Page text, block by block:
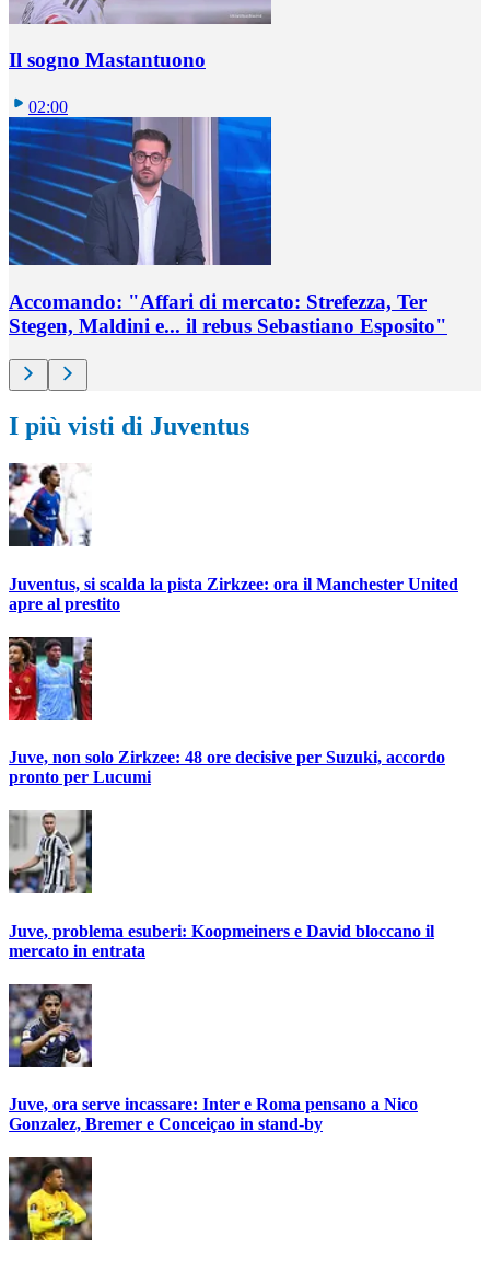
Il sogno Mastantuono
02:00
Accomando: "Affari di mercato: Strefezza, Ter
Stegen, Maldini e... il rebus Sebastiano Esposito"
I più visti di Juventus
Juventus, si scalda la pista Zirkzee: ora il Manchester United
apre al prestito
Juve, non solo Zirkzee: 48 ore decisive per Suzuki, accordo
pronto per Lucumi
Juve, problema esuberi: Koopmeiners e David bloccano il
mercato in entrata
Juve, ora serve incassare: Inter e Roma pensano a Nico
Gonzalez, Bremer e Conceiçao in stand-by